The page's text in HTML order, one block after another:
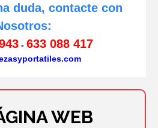
duda, contacte con
- 633 088 417
WEB